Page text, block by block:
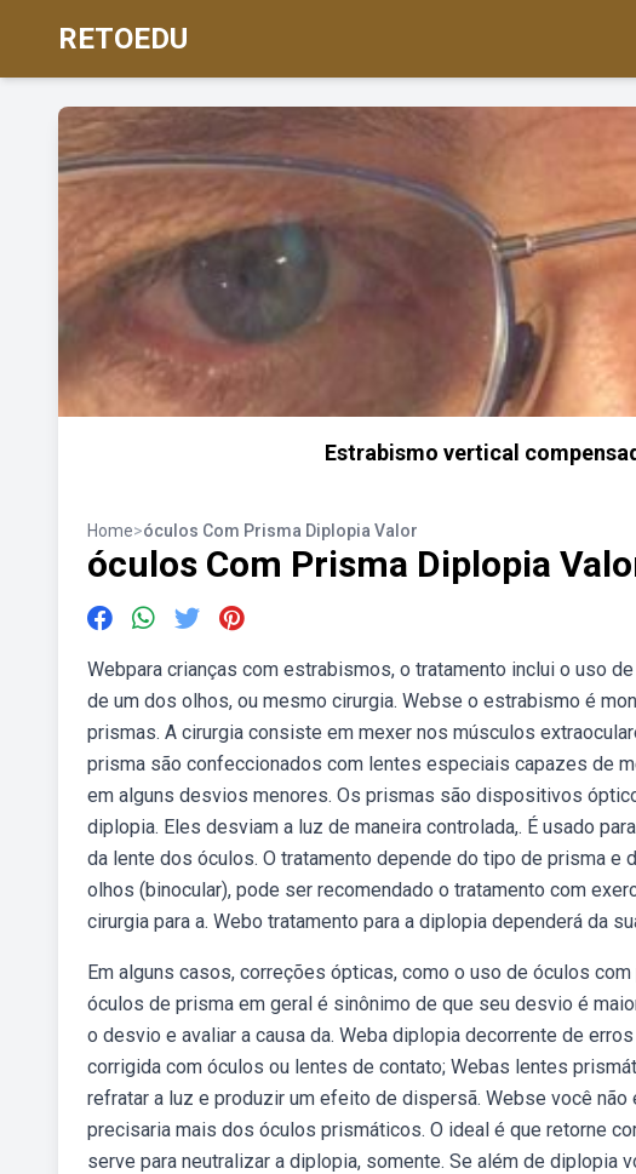
RETOEDU
Estrabismo vertical
Home>óculos Com Prisma Diplopia Valor
óculos Com Prisma Diplopia
Webpara crianças com estrabismos, o tratamento inclui o uso
de um dos olhos, ou mesmo cirurgia. Webse o estrabismo é
prismas. A cirurgia consiste em mexer nos músculos
prisma são confeccionados com lentes especiais capazes de
em alguns desvios menores. Os prismas são dispositivos
diplopia. Eles desviam a luz de maneira controlada,. É usado
da lente dos óculos. O tratamento depende do tipo de prisma
olhos (binocular), pode ser recomendado o tratamento com
cirurgia para a. Webo tratamento para a diplopia dependerá da
Em alguns casos, correções ópticas, como o uso de óculos
óculos de prisma em geral é sinônimo de que seu desvio é
o desvio e avaliar a causa da. Weba diplopia decorrente de
corrigida com óculos ou lentes de contato; Webas lentes
refratar a luz e produzir um efeito de dispersã. Webse você
precisaria mais dos óculos prismáticos. O ideal é que retorne
serve para neutralizar a diplopia, somente. Se além de